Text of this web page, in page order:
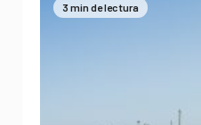
3 min de lectura